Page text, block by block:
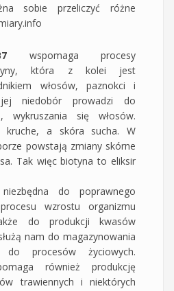
sobie przeliczyć różne
wspomaga procesy
która z kolei jest
włosów, paznokci i
niedobór prowadzi do
wykruszania się włosów.
kruche, a skóra sucha. W
powstają zmiany skórne
Tak więc biotyna to eliksir
do poprawnego
wzrostu organizmu
do produkcji kwasów
nam do magazynowania
do procesów życiowych.
również produkcję
trawiennych i niektórych